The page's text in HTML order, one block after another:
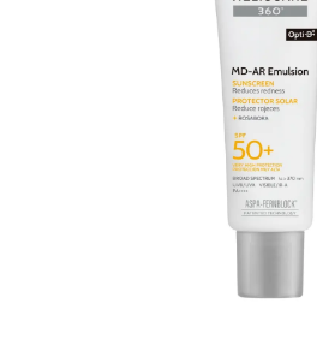
Afspraak
Contact